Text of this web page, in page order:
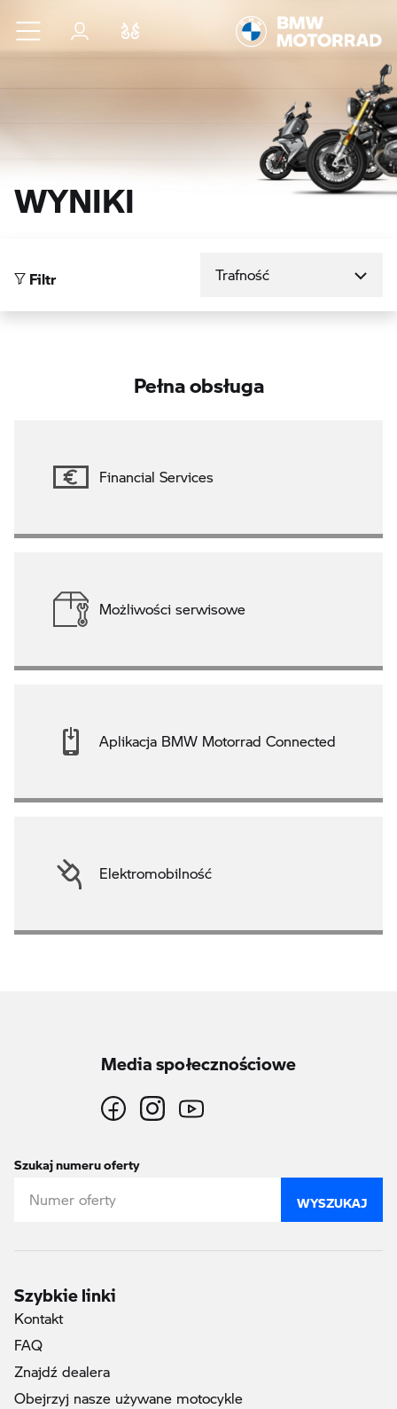
Przejdź do głównej treści
Zaloguj się
WYNIKI
Filtr
Pełna obsługa
Financial Services
Możliwości serwisowe
Aplikacja BMW Motorrad Connected
Elektromobilność
Media społecznościowe
Szukaj numeru oferty
WYSZUKAJ
Szybkie linki
Kontakt
FAQ
Znajdź dealera
Obejrzyj nasze używane motocykle